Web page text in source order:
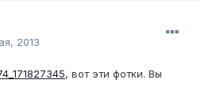
2013
, вот эти фотки. Вы